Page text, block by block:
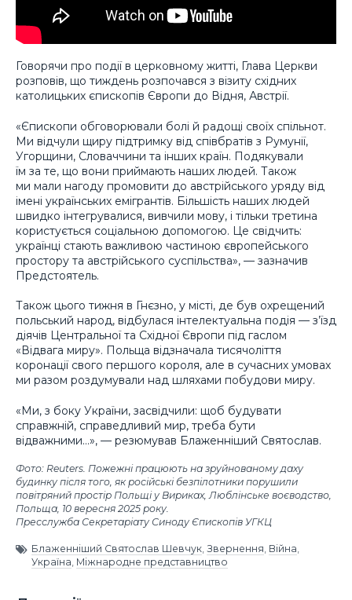
Говорячи про події в церковному житті, Глава Церкви
розповів, що тиждень розпочався з візиту східних
католицьких єпископів Європи до Відня, Австрії.
«Єпископи обговорювали болі й радощі своїх спільнот.
Ми відчули щиру підтримку від співбратів з Румунії,
Угорщини, Словаччини та інших країн. Подякували
їм за те, що вони приймають наших людей. Також
ми мали нагоду промовити до австрійського уряду від
імені українських емігрантів. Більшість наших людей
швидко інтегрувалися, вивчили мову, і тільки третина
користується соціальною допомогою. Це свідчить:
українці стають важливою частиною європейського
простору та австрійського суспільства», — зазначив
Предстоятель.
Також цього тижня в Гнєзно, у місті, де був охрещений
польський народ, відбулася інтелектуальна подія — з’їзд
діячів Центральної та Східної Європи під гаслом
«Відвага миру». Польща відзначала тисячоліття
коронації свого першого короля, але в сучасних умовах
ми разом роздумували над шляхами побудови миру.
«Ми, з боку України, засвідчили: щоб будувати
справжній, справедливий мир, треба бути
відважними…», — резюмував Блаженніший Святослав.
Фото: Reuters. Пожежні працюють на зруйнованому даху
будинку після того, як російські безпілотники порушили
повітряний простір Польщі у Вириках, Люблінське воєводство,
Польща, 10 вересня 2025 року.
Пресслужба Секретаріату Синоду Єпископів УГКЦ
Блаженніший Святослав Шевчук, Звернення, Війна,
Україна, Міжнародне представництво